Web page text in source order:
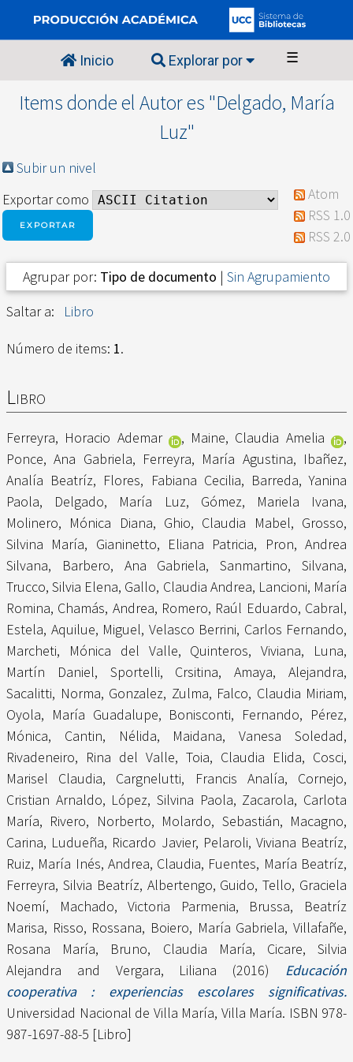
Inicio Explorar por ☰
Items donde el Autor es "Delgado, María
Luz"
Subir un nivel
Exportar como
Atom
RSS 1.0
RSS 2.0
Agrupar por: Tipo de documento | Sin Agrupamiento
Saltar a:
Libro
Número de items: 1.
Libro
Ferreyra, Horacio Ademar , Maine, Claudia Amelia
,
Ponce, Ana Gabriela, Ferreyra, María Agustina, Ibañez,
Analía Beatríz, Flores, Fabiana Cecilia, Barreda, Yanina
Paola, Delgado, María Luz, Gómez, Mariela Ivana,
Molinero, Mónica Diana, Ghio, Claudia Mabel, Grosso,
Silvina María, Gianinetto, Eliana Patricia, Pron, Andrea
Silvana, Barbero, Ana Gabriela,Sanmartino, Silvana,
Trucco, Silvia Elena, Gallo, Claudia Andrea, Lancioni, María
Romina, Chamás, Andrea, Romero, Raúl Eduardo, Cabral,
Estela, Aquilue, Miguel, Velasco Berrini, Carlos Fernando,
Marcheti, Mónica del Valle, Quinteros, Viviana, Luna,
Martín Daniel, Sportelli, Crsitina,Amaya, Alejandra,
Sacalitti, Norma, Gonzalez, Zulma, Falco, Claudia Miriam,
Oyola, María Guadalupe, Bonisconti, Fernando, Pérez,
Mónica, Cantin, Nélida, Maidana, Vanesa Soledad,
Rivadeneiro, Rina del Valle, Toia, Claudia Elida, Cosci,
Marisel Claudia, Cargnelutti, Francis Analía, Cornejo,
Cristian Arnaldo, López, Silvina Paola, Zacarola, Carlota
María, Rivero, Norberto, Molardo, Sebastián, Macagno,
Carina, Ludueña, Ricardo Javier, Pelaroli, Viviana Beatríz,
Ruiz, María Inés, Andrea, Claudia, Fuentes, María Beatríz,
Ferreyra, Silvia Beatríz, Albertengo, Guido,Tello, Graciela
Noemí, Machado, Victoria Parmenia, Brussa, Beatríz
Marisa, Risso, Rossana, Boiero, María Gabriela,Villafañe,
Rosana María, Bruno, Claudia María, Cicare, Silvia
Alejandra and Vergara, Liliana (2016) Educación
cooperativa : experiencias escolares significativas.
Universidad Nacional de Villa María, Villa María. ISBN 978-
987-1697-88-5 [Libro]